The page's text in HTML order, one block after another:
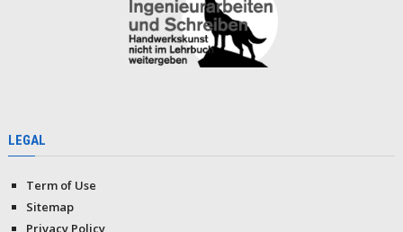
LEGAL
Term of Use
Sitemap
Privacy Policy